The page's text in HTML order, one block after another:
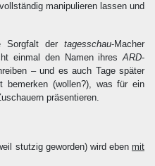
manipulieren lassen und
Sorgfalt der tagesschau-Macher
einmal den Namen ihresARD-
– und es auch Tage später
bemerken (wollen?), was für ein
präsentieren.
stutzig geworden) wird eben mit